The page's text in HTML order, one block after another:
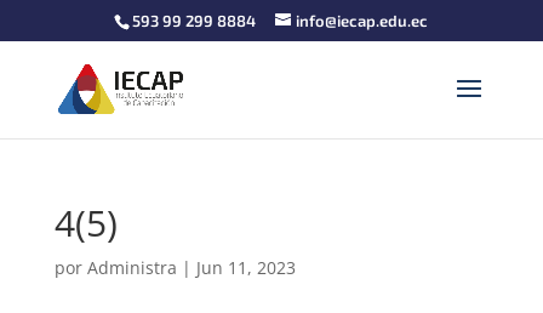
593 99 299 8884 info@iecap.edu.ec
4(5)
por Administra | Jun 11, 2023